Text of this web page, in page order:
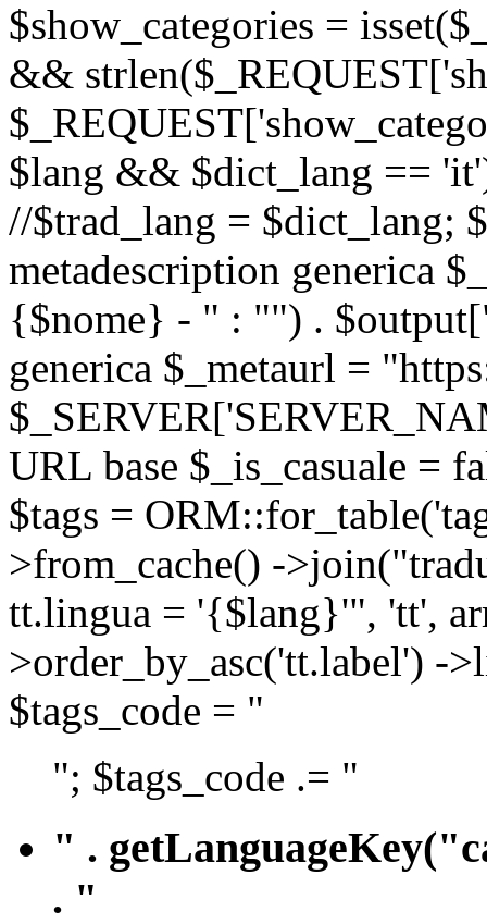
$show_categories =
&&
$lang && $dict_lang ==
//$trad_lang = $dict_lang;
metadescription generica
{$nome} - " : "") .
generica $_metaurl =
URL base $_is_casuale =
$tags =
>from_cache() -
tt.lingua = '{$lang}'", 'tt',
>order_by_asc('tt.label') -
$tags_code = "
"; $tags_code .= "
" .
. "